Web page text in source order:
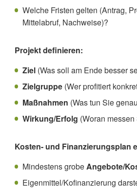
Welche Fristen gelten (Antrag,
Mittelabruf, Nachweise)?
Projekt definieren:
Ziel (Was soll am Ende besser
Zielgruppe (Wer profitiert
Maßnahmen (Was tun Sie
Wirkung/Erfolg (Woran
Kosten- und Finanzierungsplan
Mindestens grobeAngebote/
Eigenmittel/Kofinanzierung